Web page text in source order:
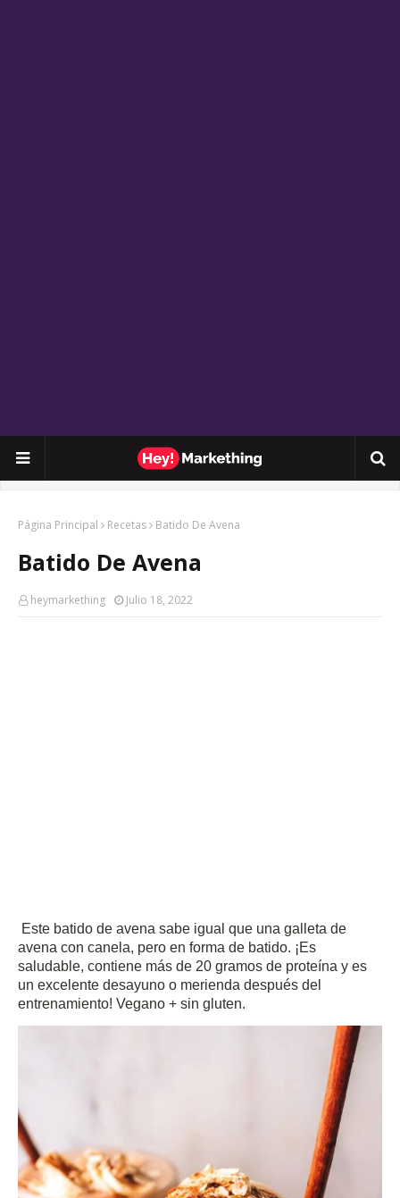
Página Principal Recetas Batido De Avena
Batido De Avena
heymarkething Julio 18, 2022
Este batido de avena sabe igual que una galleta de
avena con canela, pero en forma de batido. ¡Es
saludable, contiene más de 20 gramos de proteína y es
un excelente desayuno o merienda después del
entrenamiento! Vegano + sin gluten.